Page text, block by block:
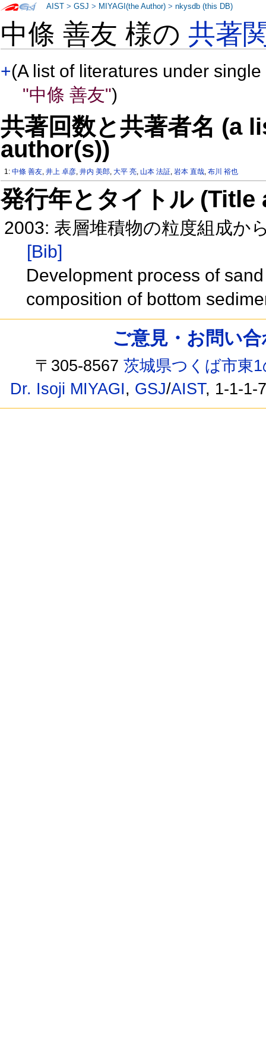
中條 善友 様の共著
+(A list of literatures under
"中條 善友")
共著回数と共著者名 (a
author(s))
1:中條 善友,井上 卓彦,井内 美郎,大平 亮, 山本 法証,岩本 直哉,布川 裕也
発行年とタイトル
2003: 表層堆積物の粒度組成か
[Bib]
Development process of
composition of bottom
AIST >GSJ > MIYAGI(the Author) >nkysdb (this DB)
ご意見・お問い
〒305-8567茨城県つくば市東
Dr. Isoji MIYAGI, GSJ/AIST, 1-1-1-